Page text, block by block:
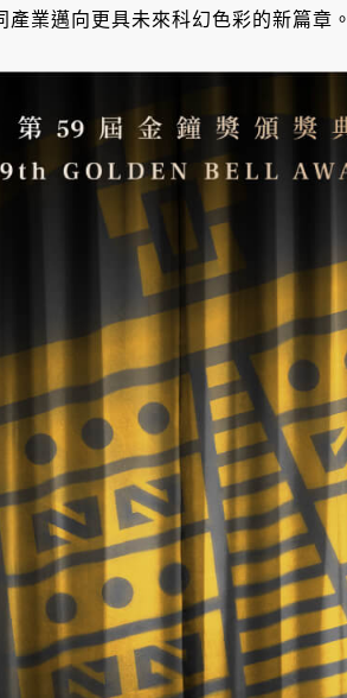
業邁向更具未來科幻色彩的新篇章。